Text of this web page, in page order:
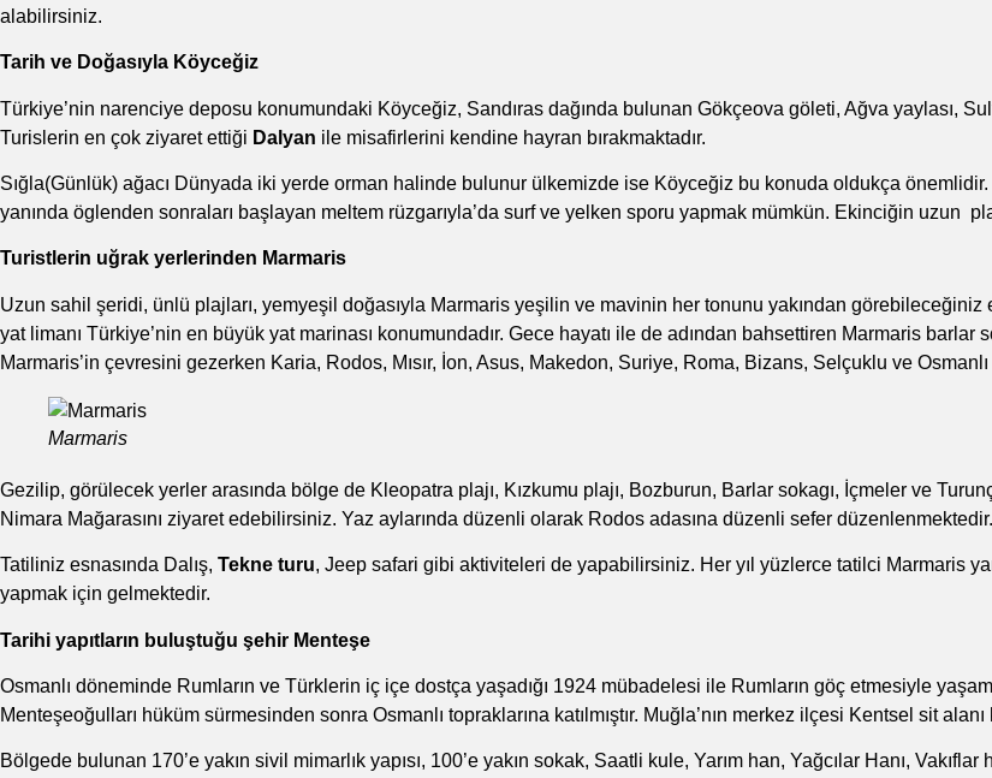
alabilirsiniz.
Tarih ve Doğasıyla Köyceğiz
Türkiye’nin narenciye deposu konumundaki Köyceğiz, Sandıras dağında bulunan Gökçeova göleti, Ağva yaylası,
Turislerin en çok ziyaret ettiği Dalyan ile misafirlerini kendine hayran bırakmaktadır.
Sığla(Günlük) ağacı Dünyada iki yerde orman halinde bulunur ülkemizde ise Köyceğiz bu konuda oldukça
yanında öglenden sonraları başlayan meltem rüzgarıyla’da surf ve yelken sporu yapmak mümkün. Ekinciğin uzun
Turistlerin uğrak yerlerinden Marmaris
Uzun sahil şeridi, ünlü plajları, yemyeşil doğasıyla Marmaris yeşilin ve mavinin her tonunu yakından
yat limanı Türkiye’nin en büyük yat marinası konumundadır. Gece hayatı ile de adından bahsettiren Marmaris barlar
Marmaris’in çevresini gezerken Karia, Rodos, Mısır, İon, Asus, Makedon, Suriye, Roma, Bizans, Selçuklu ve
Marmaris
Gezilip, görülecek yerler arasında bölge de Kleopatra plajı, Kızkumu plajı, Bozburun, Barlar sokagı, İçmeler ve
Nimara Mağarasını ziyaret edebilirsiniz. Yaz aylarında düzenli olarak Rodos adasına düzenli sefer düzenlenmektedir.
Tatiliniz esnasında Dalış, Tekne turu, Jeep safari gibi aktiviteleri de yapabilirsiniz. Her yıl yüzlerce tatilci Marmaris
yapmak için gelmektedir.
Tarihi yapıtların buluştuğu şehir Menteşe
Osmanlı döneminde Rumların ve Türklerin iç içe dostça yaşadığı 1924 mübadelesi ile Rumların göç etmesiyle
Menteşeoğulları hüküm sürmesinden sonra Osmanlı topraklarına katılmıştır. Muğla’nın merkez ilçesi Kentsel sit alanı
Bölgede bulunan 170’e yakın sivil mimarlık yapısı, 100’e yakın sokak, Saatli kule, Yarım han, Yağcılar Hanı,